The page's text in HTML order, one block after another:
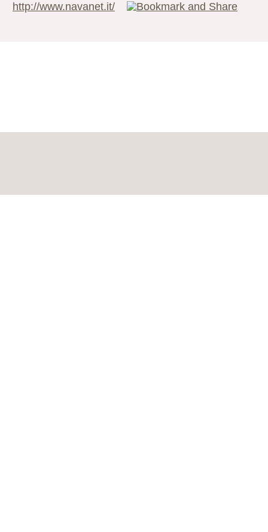
http://www.navanet.it/